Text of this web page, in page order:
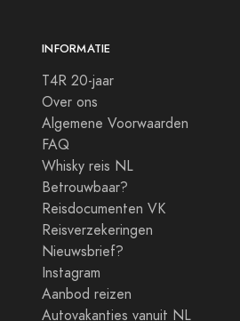
INFORMATIE
T4R 20-jaar
Over ons
Algemene Voorwaarden
FAQ
Whisky reis NL
Betrouwbaar?
Reisdocumenten VK
Reisverzekeringen
Nieuwsbrief?
Instagram
Aanbod reizen
Autovakanties vanuit NL